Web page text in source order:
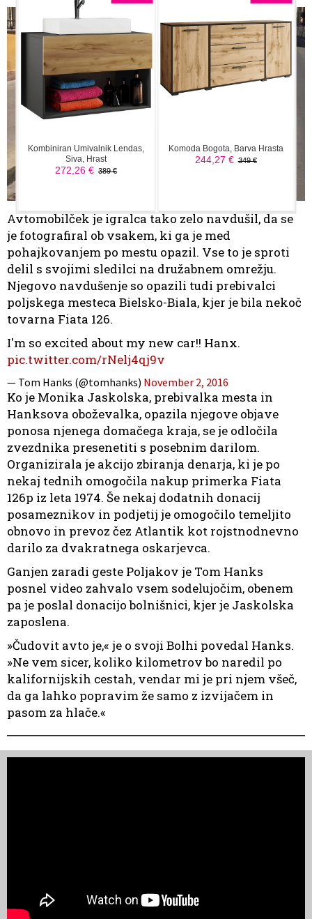
Avtomobilček je igralca tako zelo navdušil, da se
je fotografiral ob vsakem, ki ga je med
pohajkovanjem po mestu opazil. Vse to je sproti
delil s svojimi sledilci na družabnem omrežju.
Njegovo navdušenje so opazili tudi prebivalci
poljskega mesteca Bielsko-Biala, kjer je bila nekoč
tovarna Fiata 126.
I'm so excited about my new car!! Hanx.
pic.twitter.com/rNelj4qj9v
— Tom Hanks (@tomhanks) November 2, 2016
Ko je Monika Jaskolska, prebivalka mesta in
Hanksova oboževalka, opazila njegove objave
ponosa njenega domačega kraja, se je odločila
zvezdnika presenetiti s posebnim darilom.
Organizirala je akcijo zbiranja denarja, ki je po
nekaj tednih omogočila nakup primerka Fiata
126p iz leta 1974. Še nekaj dodatnih donacij
posameznikov in podjetij je omogočilo temeljito
obnovo in prevoz čez Atlantik kot rojstnodnevno
darilo za dvakratnega oskarjevca.
Ganjen zaradi geste Poljakov je Tom Hanks
posnel video zahvalo vsem sodelujočim, obenem
pa je poslal donacijo bolnišnici, kjer je Jaskolska
zaposlena.
»Čudovit avto je,« je o svoji Bolhi povedal Hanks.
»Ne vem sicer, koliko kilometrov bo naredil po
kalifornijskih cestah, vendar mi je pri njem všeč,
da ga lahko popravim že samo z izvijačem in
pasom za hlače.«